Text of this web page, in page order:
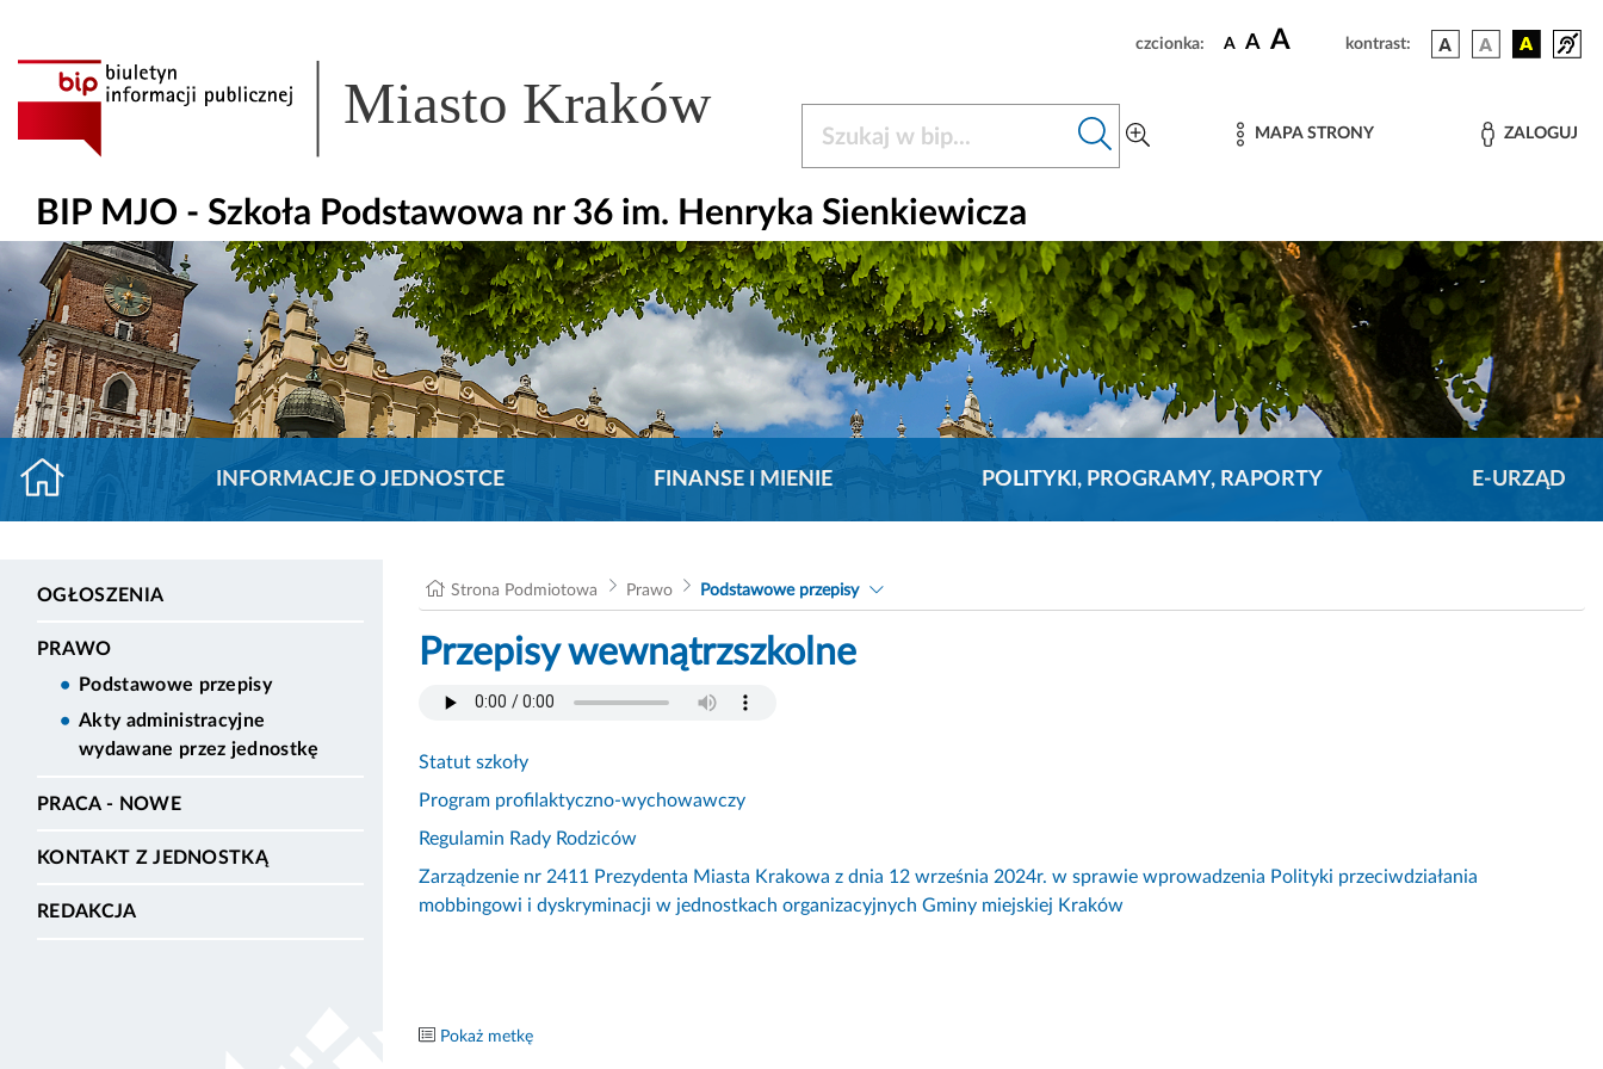
czcionka: A A A kontrast:
Miasto Kraków MAPA STRONY ZALOGUJ
BIP MJO - Szkoła Podstawowa nr 36 im. Henryka Sienkiewicza
INFORMACJE O JEDNOSTCE FINANSE I MIENIE POLITYKI, PROGRAMY, RAPORTY E-URZĄD
OGŁOSZENIA
PRAWO
Podstawowe przepisy
Akty administracyjne
wydawane przez jednostkę
PRACA - NOWE
KONTAKT Z JEDNOSTKĄ
REDAKCJA
Strona Podmiotowa Prawo Podstawowe przepisy
Przepisy wewnątrzszkolne
Statut szkoły
Program profilaktyczno-wychowawczy
Regulamin Rady Rodziców
Zarządzenie nr 2411 Prezydenta Miasta Krakowa z dnia 12 września 2024r. w sprawie wprowadzenia Polityki przeciwdziałania
mobbingowi i dyskryminacji w jednostkach organizacyjnych Gminy miejskiej Kraków
Pokaż metkę